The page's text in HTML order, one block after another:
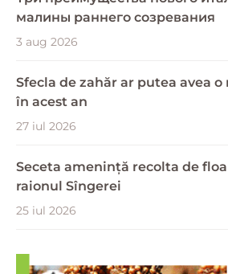
малины раннего созревания
3 aug 2026
Sfecla de zahăr ar putea avea
în acest an
27 iul 2026
Seceta amenință recolta de
raionul Sîngerei
25 iul 2026